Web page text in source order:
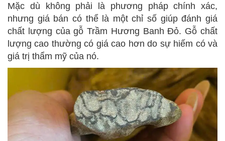
Mặc dù không phải là phương pháp chính xác,
nhưng giá bán có thể là một chỉ số giúp đánh giá
chất lượng của gỗ Trầm Hương Banh Đỏ. Gỗ chất
lượng cao thường có giá cao hơn do sự hiếm có và
giá trị thẩm mỹ của nó.